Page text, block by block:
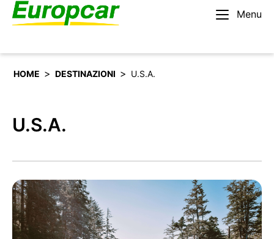
Menu
Italiano
HOME > DESTINAZIONI > U.S.A.
U.S.A.